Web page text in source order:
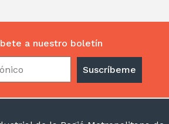
a nuestro boletín